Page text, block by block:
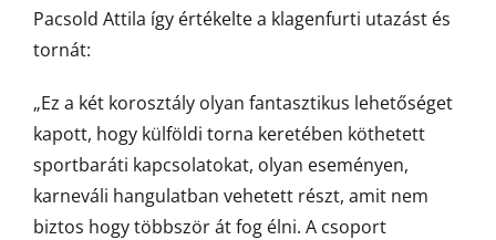
Pacsold Attila így értékelte a klagenfurti utazást és
tornát:
„Ez a két korosztály olyan fantasztikus lehetőséget
kapott, hogy külföldi torna keretében köthetett
sportbaráti kapcsolatokat, olyan eseményen,
karneváli hangulatban vehetett részt, amit nem
biztos hogy többször át fog élni. A csoport